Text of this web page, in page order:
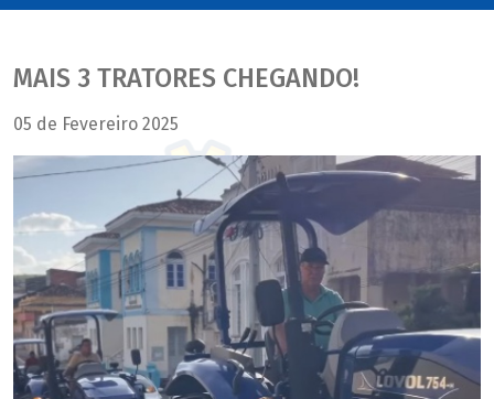
MAIS 3 TRATORES CHEGANDO!
05 de Fevereiro 2025